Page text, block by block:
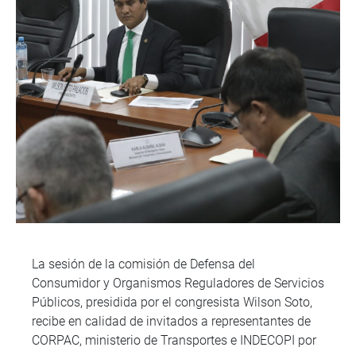
La sesión de la comisión de Defensa del
Consumidor y Organismos Reguladores de Servicios
Públicos, presidida por el congresista Wilson Soto,
recibe en calidad de invitados a representantes de
CORPAC, ministerio de Transportes e INDECOPI por